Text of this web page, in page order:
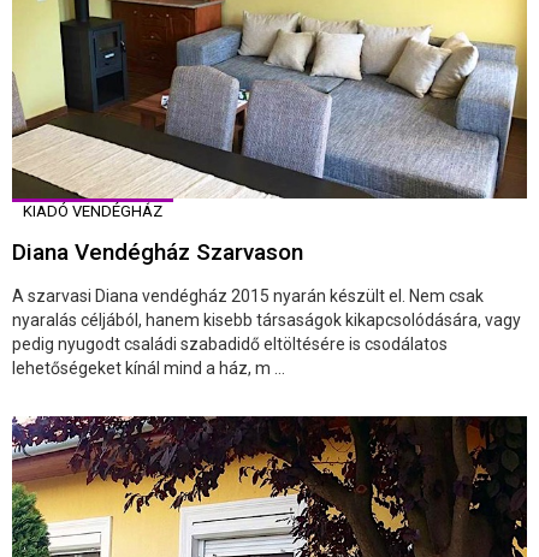
KIADÓ VENDÉGHÁZ
Diana Vendégház Szarvason
A szarvasi Diana vendégház 2015 nyarán készült el. Nem csak
nyaralás céljából, hanem kisebb társaságok kikapcsolódására, vagy
pedig nyugodt családi szabadidő eltöltésére is csodálatos
lehetőségeket kínál mind a ház, m ...